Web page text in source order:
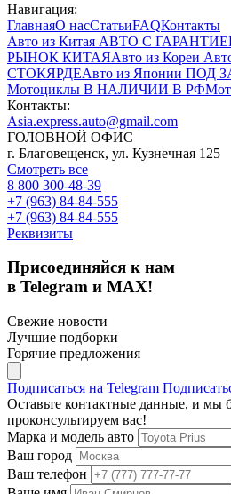
Навигация:
ГлавнаяО насСтатьиFAQКонтакты
Авто из Китая АВТО С
РЫНОК КИТАЯАвто из Кореи
СТОКЯРДЕАвто из Японии ПОД
Мотоциклы В НАЛИЧИИ В РФ
Контакты:
Asia.express.auto@gmail.com
ГОЛОВНОЙ ОФИС
г. Благовещенск, ул. Кузнечная 125
Смотреть все
8 800 300-48-39
+7 (963) 84-84-555
+7 (963) 84-84-555
Реквизиты
Присоединяйся к нам
в Telegram и MAX!
Свежие новости
Лучшие подборки
Горячие предложения
Подписаться на Telegram
Оставьте контактные данные, и мы
проконсультируем вас!
Марка и модель авто
Ваш город
Ваш телефон